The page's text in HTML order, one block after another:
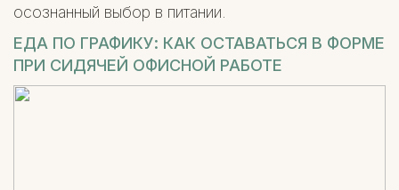
осознанный выбор в питании.
ЕДА ПО ГРАФИКУ: КАК ОСТАВАТЬСЯ В ФОРМЕ
ПРИ СИДЯЧЕЙ ОФИСНОЙ РАБОТЕ